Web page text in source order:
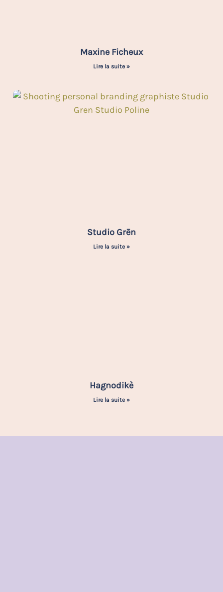
Maxine Ficheux
Lire la suite »
Studio Grēn
Lire la suite »
Hagnodikè
Lire la suite »